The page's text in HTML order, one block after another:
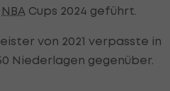
NBA Cups 2024 geführt.
von 2021 verpasste in
Niederlagen gegenüber.